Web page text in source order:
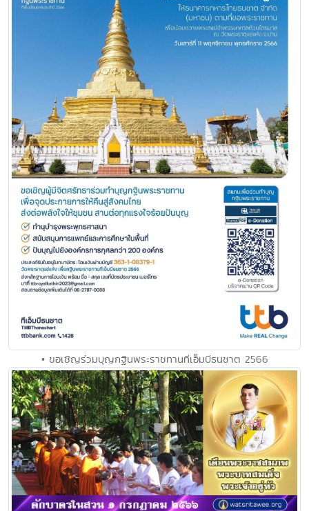
• ขอเชิญร่วมบุญกฐินพระราชทานทีเอ็มบีธนชาต 2566